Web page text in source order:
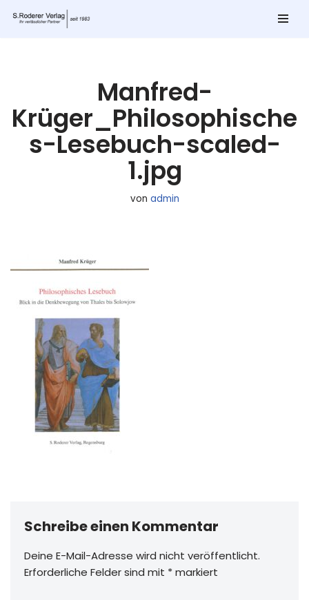
Manfred-
Krüger_Philosophische
s-Lesebuch-scaled-
1.jpg
von admin
Schreibe einen Kommentar
Deine E-Mail-Adresse wird nicht veröffentlicht.
Erforderliche Felder sind mit *markiert